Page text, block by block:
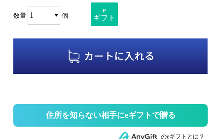
数量 個
e
ギフト
住所を知らない相手にeギフトで贈る
のeギフトとは？